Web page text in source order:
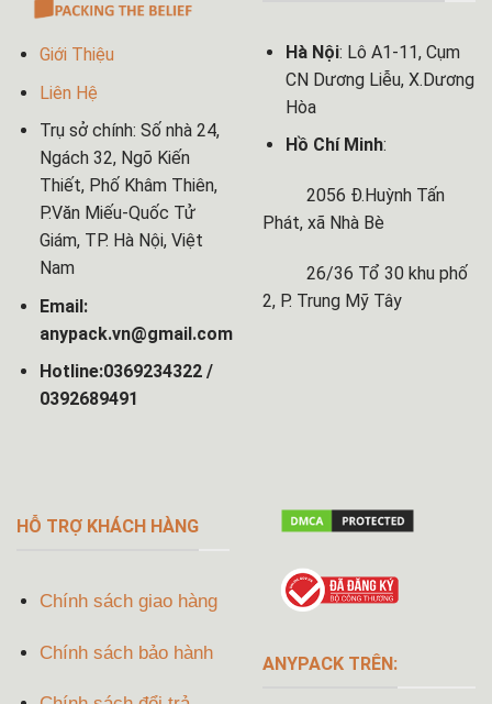
Giới Thiệu
Liên Hệ
Trụ sở chính: Số nhà 24,
Ngách 32, Ngõ Kiến
Thiết, Phố Khâm Thiên,
P.Văn Miếu-Quốc Tử
Giám, TP. Hà Nội, Việt
Nam
Email:
anypack.vn@gmail.com
Hotline:0369234322 /
0392689491
Hà Nội: Lô A1-11, Cụm
CN Dương Liễu, X.Dương
Hòa
Hồ Chí Minh:
2056 Đ.Huỳnh Tấn
Phát, xã Nhà Bè
26/36 Tổ 30 khu phố
2, P. Trung Mỹ Tây
HỖ TRỢ KHÁCH HÀNG
Chính sách giao hàng
Chính sách bảo hành
ANYPACK TRÊN: